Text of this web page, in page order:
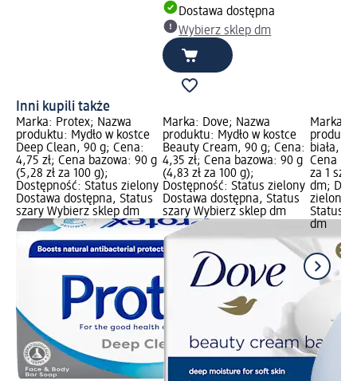
Dostawa dostępna
Wybierz sklep dm
Inni kupili także
Marka: Protex; Nazwa
produktu: Mydło w kostce
Deep Clean, 90 g; Cena:
4,75 zł; Cena bazowa: 90 g
(5,28 zł za 100 g);
Dostępność: Status zielony
Dostawa dostępna, Status
szary Wybierz sklep dm
Marka: Dove; Nazwa
produktu: Mydło w kostce
Beauty Cream, 90 g; Cena:
4,35 zł; Cena bazowa: 90 g
(4,83 zł za 100 g);
Dostępność: Status zielony
Dostawa dostępna, Status
szary Wybierz sklep dm
Marka:
biała, 1
Cena
za 1
dm;
zielony
Status
dm